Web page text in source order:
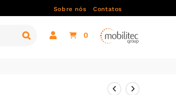
Sobre nós Contatos
0